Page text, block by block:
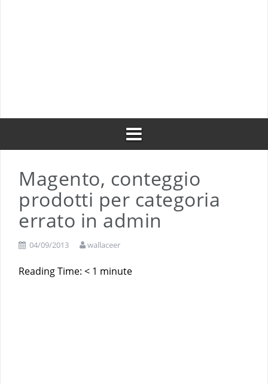
Magento, conteggio
prodotti per categoria
errato in admin
04/09/2013 wallaceer
Reading Time: < 1 minute